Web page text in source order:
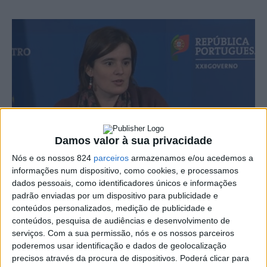
Damos valor à sua privacidade
Nós e os nossos 824 parceiros armazenamos e/ou acedemos a
informações num dispositivo, como cookies, e processamos
dados pessoais, como identificadores únicos e informações
padrão enviadas por um dispositivo para publicidade e
conteúdos personalizados, medição de publicidade e
conteúdos, pesquisa de audiências e desenvolvimento de
serviços. Com a sua permissão, nós e os nossos parceiros
poderemos usar identificação e dados de geolocalização
precisos através da procura de dispositivos. Poderá clicar para
A ministra da Presidência, Mariana Vieira da Silva,
confirmou hoje que o País vai avançar para um novo
confinamento semelhante ao que aconteceu em Março e